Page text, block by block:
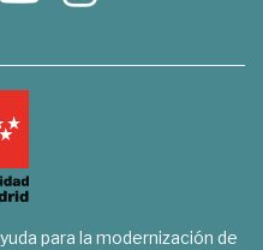
para la modernización de